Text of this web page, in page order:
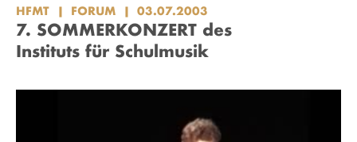
HFMT FORUM 03.07.2003
7. SOMMERKONZERT des
Instituts für Schulmusik